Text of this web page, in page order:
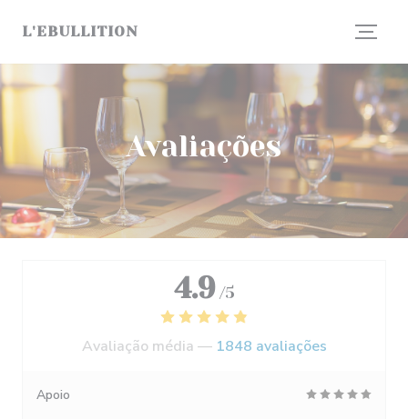
L'EBULLITION
Avaliações
4.9 /5
Avaliação média — 1848 avaliações
Apoio